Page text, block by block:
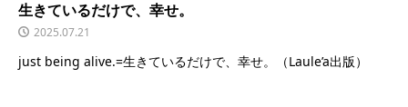
生きているだけで、幸せ。
2025.07.21
just being alive.=生きているだけで、幸せ。（Laule’a出版）